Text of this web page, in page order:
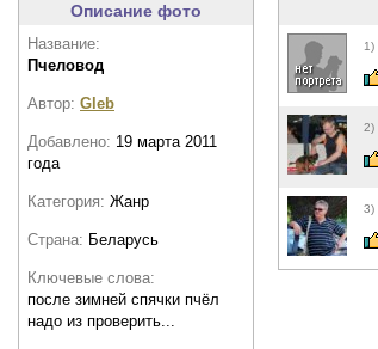
Описание фото
Название:
Пчеловод
Автор: Gleb
Добавлено: 19 марта 2011
года
Категория: Жанр
Страна: Беларусь
Ключевые слова:
после зимней спячки пчёл
надо из проверить...
1)
2)
3)